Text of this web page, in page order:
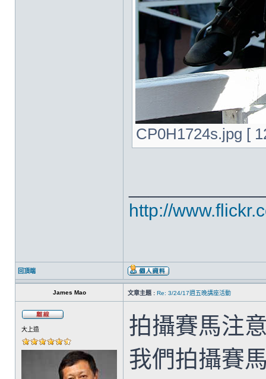
CP0H1724s.jpg [
http://
回頂端
James Mao 文章主題 : Re: 3/24/17週五晚講座活動
大上造
拍攝賽馬注
我們拍攝賽